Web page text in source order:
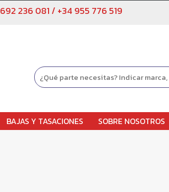
236 081 / +34 955 776 519
BAJAS Y TASACIONES SOBRE NOSOTROS